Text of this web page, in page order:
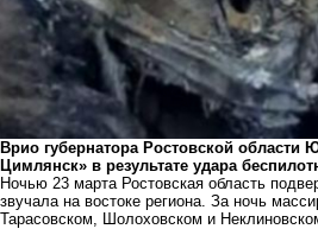
Врио губернатора Ростовской
Цимлянск» в результате удара
Ночью 23 марта Ростовская область
звучала на востоке региона. За ночь
Тарасовском, Шолоховском и